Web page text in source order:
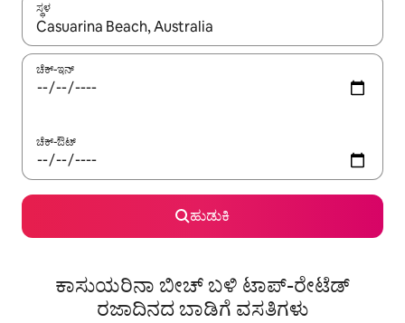
ಸ್ಥಳ
ಫಲಿತಾಂಶಗಳು ಲಭ್ಯವಿರುವಾಗ, ಅಪ್ ಮತ್ತು ಡೌನ್ ಬಾಣದ ಕೀಲಿಗಳೊಂದಿಗೆ
ಚೆಕ್-ಇನ್
ಚೆಕ್-ಔಟ್
ಹುಡುಕಿ
ಕಾಸುಯರಿನಾ ಬೀಚ್ ಬಳಿ ಟಾಪ್-ರೇಟೆಡ್
ರಜಾದಿನದ ಬಾಡಿಗೆ ವಸತಿಗಳು